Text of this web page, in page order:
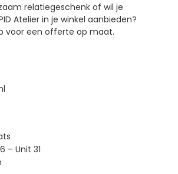
relatiegeschenk of wil je
Atelier in je winkel aanbieden?
voor een offerte op maat.
– Unit 31